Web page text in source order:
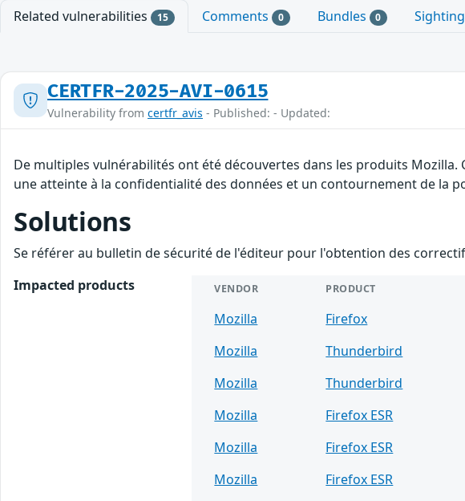
Related vulnerabilities 15 Comments 0 Bundles 0
CERTFR-2025-AVI-0615
Vulnerability from certfr_avis - Published: - Updated:
De multiples vulnérabilités ont été découvertes dans les produits
une atteinte à la confidentialité des données et un contournement de la
Solutions
Se référer au bulletin de sécurité de l'éditeur pour l'obtention des
Impacted products
VENDOR PRODUCT
Mozilla Firefox
Mozilla
Thunderbird
Mozilla
Thunderbird
Mozilla
Firefox ESR
Mozilla
Firefox ESR
Mozilla
Firefox ESR